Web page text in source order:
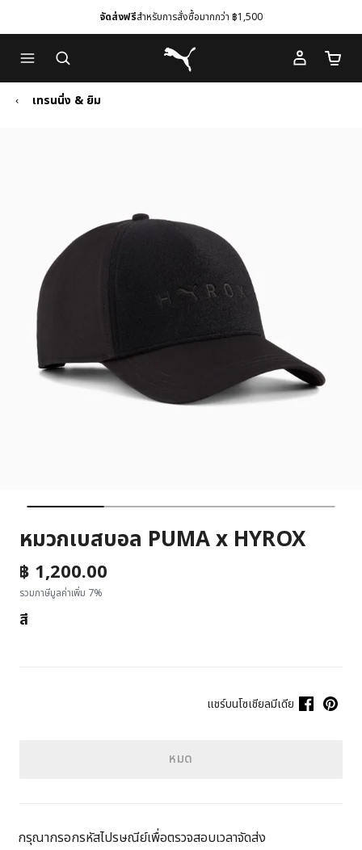
to
Main
content
to
Footer
Content
จัดส่งฟรีสำหรับการสั่งซื้อมากกว่า ฿1,500
Puma โฮม
จำนว
เทรนนิ่ง & ยิม
หมวกเบสบอล PUMA x HYROX
฿ 1,200.00
รวมภาษีมูลค่าเพิ่ม 7%
สี
แชร์บนโซเชียลมีเดีย
หมด
กรุณากรอกรหัสไปรษณีย์เพื่อตรวจสอบเวลาจัดส่ง